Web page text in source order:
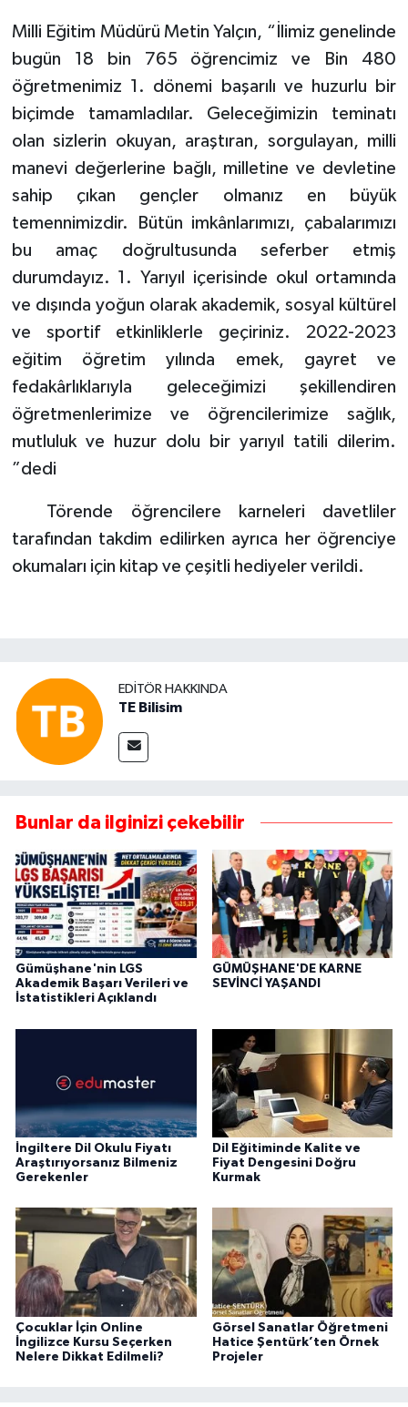
Milli Eğitim Müdürü Metin Yalçın, “İlimiz genelinde
bugün 18 bin 765 öğrencimiz ve Bin 480
öğretmenimiz 1. dönemi başarılı ve huzurlu bir
biçimde tamamladılar. Geleceğimizin teminatı
olan sizlerin okuyan, araştıran, sorgulayan, milli
manevi değerlerine bağlı, milletine ve devletine
sahip çıkan gençler olmanız en büyük
temennimizdir. Bütün imkânlarımızı, çabalarımızı
bu amaç doğrultusunda seferber etmiş
durumdayız. 1. Yarıyıl içerisinde okul ortamında
ve dışında yoğun olarak akademik, sosyal kültürel
ve sportif etkinliklerle geçiriniz. 2022-2023
eğitim öğretim yılında emek, gayret ve
fedakârlıklarıyla geleceğimizi şekillendiren
öğretmenlerimize ve öğrencilerimize sağlık,
mutluluk ve huzur dolu bir yarıyıl tatili dilerim.
”dedi
Törende öğrencilere karneleri davetliler
tarafından takdim edilirken ayrıca her öğrenciye
okumaları için kitap ve çeşitli hediyeler verildi.
EDITÖR HAKKINDA
TE Bilisim
Bunlar da ilginizi çekebilir
Gümüşhane'nin LGS
Akademik Başarı Verileri ve
İstatistikleri Açıklandı
GÜMÜŞHANE'DE KARNE
SEVİNCİ YAŞANDI
İngiltere Dil Okulu Fiyatı
Araştırıyorsanız Bilmeniz
Gerekenler
Dil Eğitiminde Kalite ve
Fiyat Dengesini Doğru
Kurmak
Çocuklar İçin Online
İngilizce Kursu Seçerken
Nelere Dikkat Edilmeli?
Görsel Sanatlar Öğretmeni
Hatice Şentürk’ten Örnek
Projeler